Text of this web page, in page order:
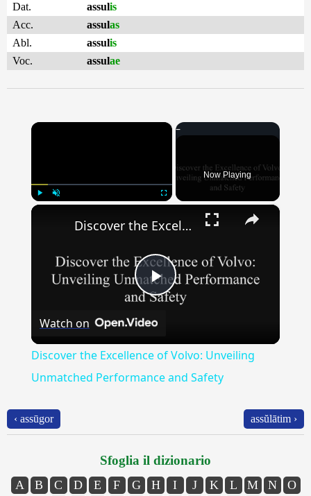
Dat.
assulis
Acc.
assulas
Abl.
assulis
Voc.
assulae
×
Now Playing
×
Play
Discover the Excellence of Volvo: Unveiling Unmatched Performance and Safety
Watch on
Discover the Excellence of Volvo: Unveiling
Unmatched Performance and Safety
‹ assūgor assŭlātim ›
Sfoglia il dizionario
A B C D E F G H I J K L M N
O